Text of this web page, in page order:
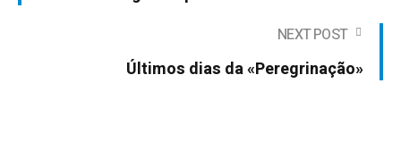
NEXT POST
Últimos dias da «Peregrinação»